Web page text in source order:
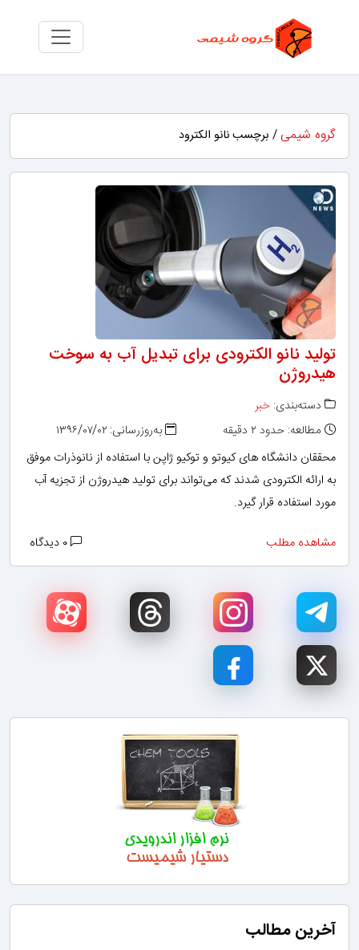
گروه شیمی / برچسب نانو الکترود
تولید نانو الکترودی برای تبدیل آب به سوخت
هیدروژن
دسته‌بندی: خبر
مطالعه: حدود ۲ دقیقه
به‌روزرسانی: ۱۳۹۶/۰۷/۰۲
محققان دانشگاه های کیوتو و توکیو ژاپن با استفاده از نانوذرات موفق
به ارائه الکترودی شدند که می‌تواند برای تولید هیدروژن از تجزیه آب
مورد استفاده قرار گیرد.
مشاهده مطلب
آخرین مطالب